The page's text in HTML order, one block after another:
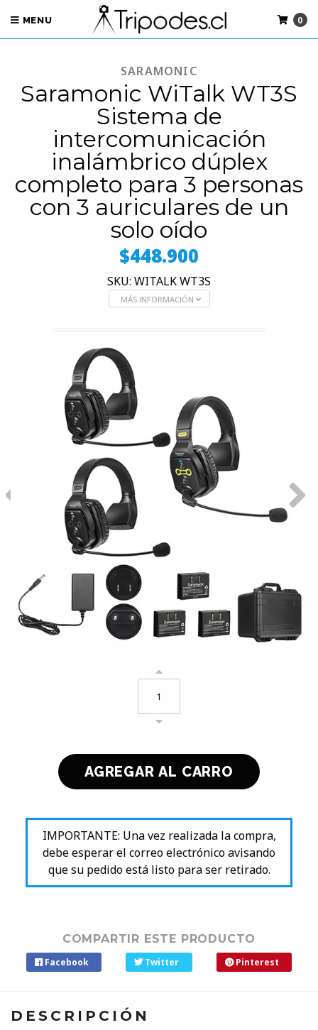
MENU 0
SARAMONIC
Saramonic WiTalk WT3S
Sistema de
intercomunicación
inalámbrico dúplex
completo para 3 personas
con 3 auriculares de un
solo oído
$448.900
SKU: WITALK WT3S
MÁS INFORMACIÓN
IMPORTANTE: Una vez realizada la compra,
debe esperar el correo electrónico avisando
que su pedido está listo para ser retirado.
COMPARTIR ESTE PRODUCTO
Facebook Twitter Pinterest
DESCRIPCIÓN